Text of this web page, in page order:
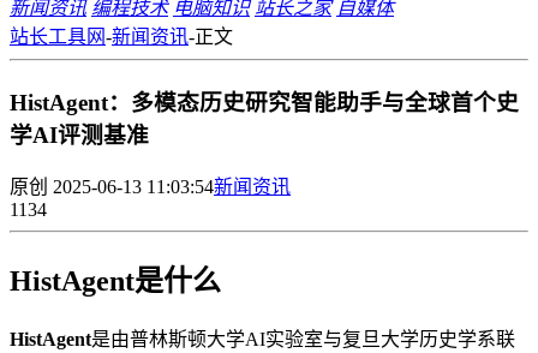
新闻资讯 编程技术 电脑知识 站长之家 自媒体
站长工具网-新闻资讯-正文
HistAgent：多模态历史研究智能助手与全球首个史
学AI评测基准
原创 2025-06-13 11:03:54新闻资讯
1134
HistAgent是什么
HistAgent是由普林斯顿大学AI实验室与复旦大学历史学系联